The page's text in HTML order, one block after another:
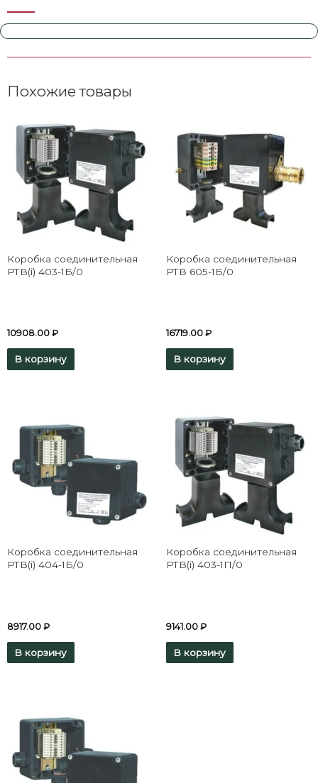
Похожие товары
Коробка соединительная
РТВ(i) 403-1Б/0
10908.00 ₽
В корзину
Коробка соединительная
РТВ 605-1Б/0
16719.00 ₽
В корзину
Коробка соединительная
РТВ(i) 404-1Б/0
8917.00 ₽
В корзину
Коробка соединительная
РТВ(i) 403-1П/0
9141.00 ₽
В корзину